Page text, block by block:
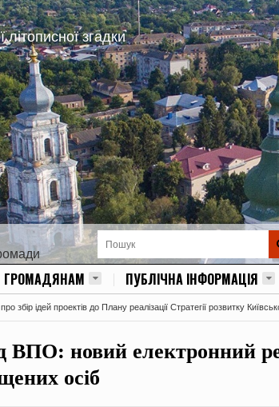
літописної згадки
ГРОМАДЯНАМ ПУБЛІЧНА ІНФОРМАЦІЯ
збір ідей проектів до Плану реалізації Стратегії розвитку
ВПО: новий електронний
осіб